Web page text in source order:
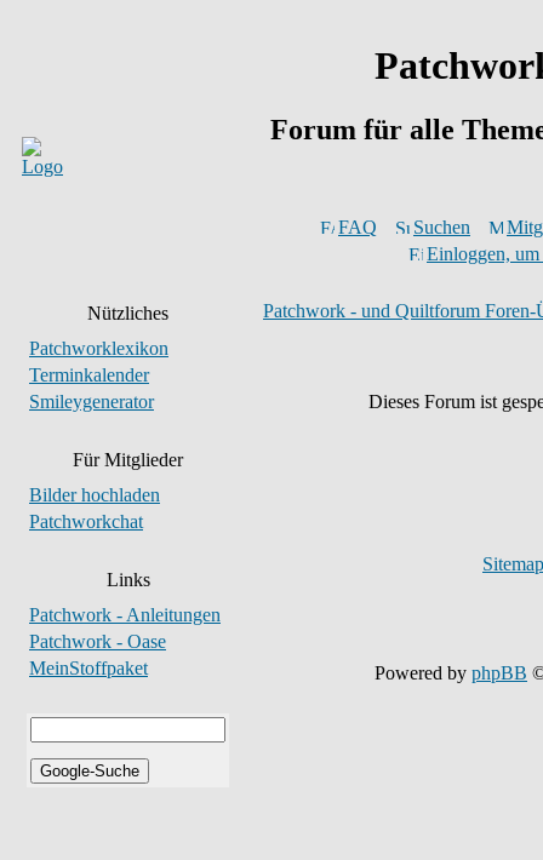
Forum für alle
FAQ Suchen
Einloggen,
Nützliches
Patchworklexikon
Terminkalender
Smileygenerator
Für Mitglieder
Bilder hochladen
Patchworkchat
Links
Patchwork - Anleitungen
Patchwork - Oase
MeinStoffpaket
Patchwork - und Quiltforum Foren-
Dieses Forum ist
Sitemap
Powered by phpBB